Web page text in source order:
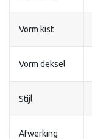
Vorm kist
Vorm deksel
Stijl
Afwerking